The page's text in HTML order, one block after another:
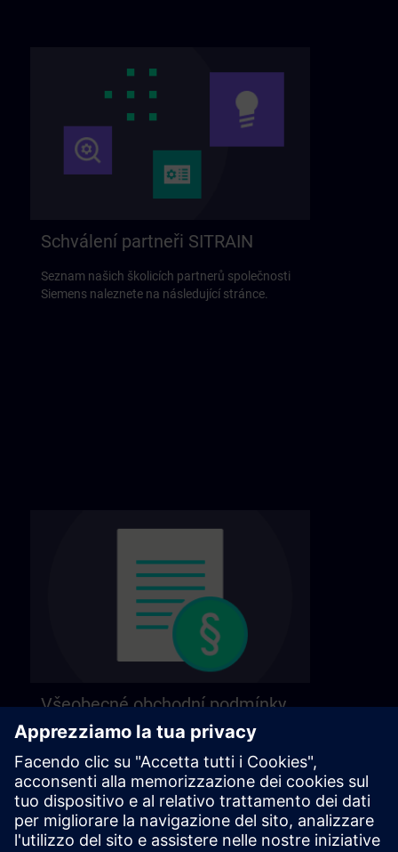
Schválení partneři SITRAIN
Seznam našich školicích partnerů společnosti
Siemens naleznete na následující stránce.
Všeobecné obchodní podmínky
Naše všeobecné obchodní podmínky najdete
na následující stránce.